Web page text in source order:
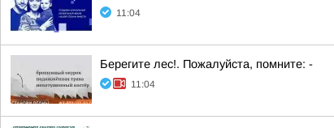
11:04
Берегите лес!. Пожалуйста, помните: -
11:04